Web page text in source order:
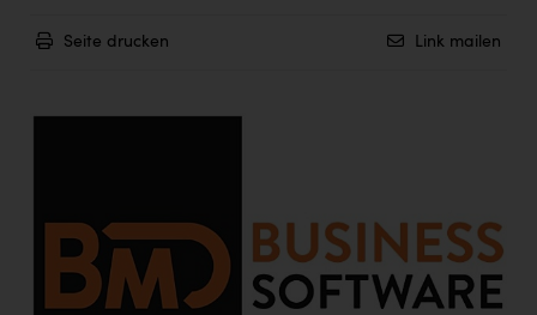
Seite drucken Link mailen